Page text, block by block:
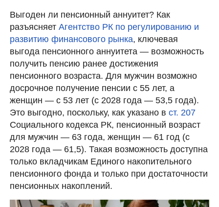
Выгоден ли пенсионный аннуитет? Как
разъясняет Агентство РК по регулированию и
развитию финансового рынка, ключевая
выгода пенсионного аннуитета — возможность
получить пенсию ранее достижения
пенсионного возраста. Для мужчин возможно
досрочное получение пенсии с 55 лет, а
женщин — с 53 лет (с 2028 года — 53,5 года).
Это выгодно, поскольку, как указано в ст. 207
Социального кодекса РК, пенсионный возраст
для мужчин — 63 года, женщин — 61 год (с
2028 года — 61,5). Такая возможность доступна
только вкладчикам Единого накопительного
пенсионного фонда и только при достаточности
пенсионных накоплений.